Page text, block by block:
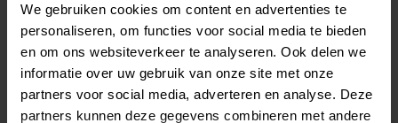
We gebruiken cookies om content en advertenties te
personaliseren, om functies voor social media te bieden
en om ons websiteverkeer te analyseren. Ook delen we
informatie over uw gebruik van onze site met onze
partners voor social media, adverteren en analyse. Deze
partners kunnen deze gegevens combineren met andere
Inwoners
Type huishoudens